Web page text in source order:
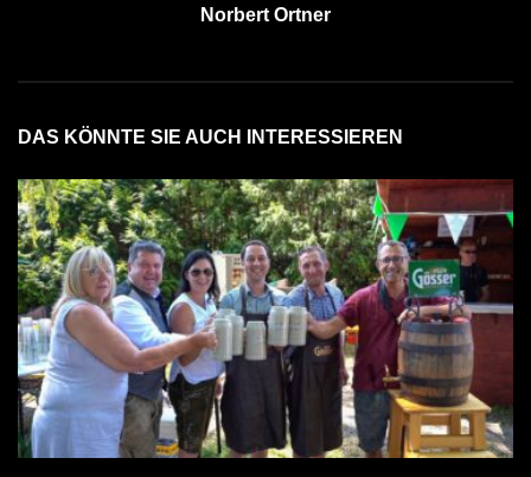
Norbert Ortner
DAS KÖNNTE SIE AUCH INTERESSIEREN